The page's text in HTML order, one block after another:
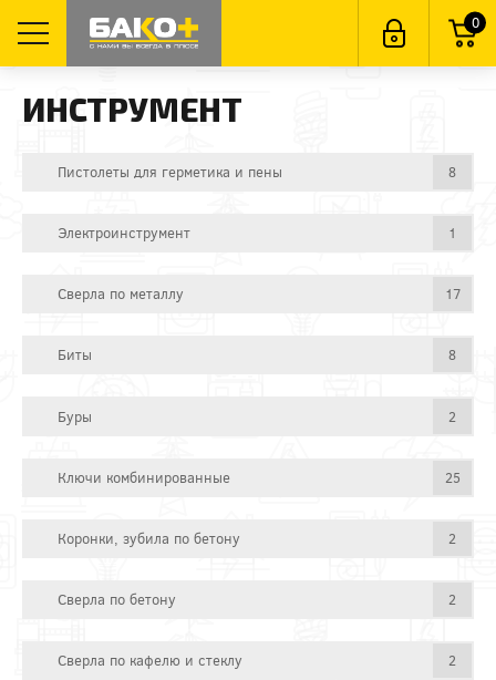
0
ИНСТРУМЕНТ
Пистолеты для герметика и пены 8
Электроинструмент 1
Сверла по металлу 17
Биты 8
Буры 2
Ключи комбинированные 25
Коронки, зубила по бетону 2
Сверла по бетону 2
Сверла по кафелю и стеклу 2